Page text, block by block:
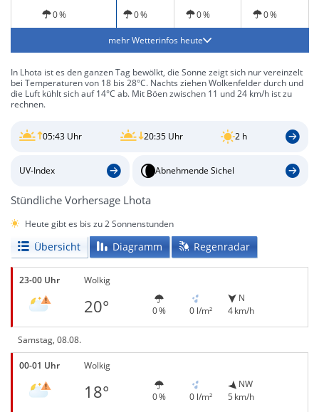
0 % 0 % 0 % 0 %
mehr Wetterinfos heute
In Lhota ist es den ganzen Tag bewölkt, die Sonne zeigt sich nur vereinzelt
bei Temperaturen von 18 bis 28°C. Nachts ziehen Wolkenfelder durch und
die Luft kühlt sich auf 14°C ab. Mit Böen zwischen 11 und 24 km/h ist zu
rechnen.
05:43 Uhr 20:35 Uhr 2 h
UV-Index Abnehmende Sichel
Stündliche Vorhersage Lhota
Heute gibt es bis zu 2 Sonnenstunden
Übersicht Diagramm Regenradar
23-00 Uhr Wolkig
20° 0 % 0 l/m²
N
4 km/h
Samstag, 08.08.
00-01 Uhr Wolkig
18° 0 % 0 l/m²
NW
5 km/h